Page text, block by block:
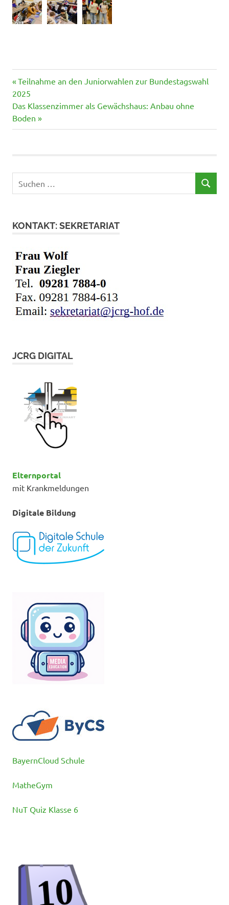
Beitragsnavigation
Vorheriger
Beitrag:
Teilnahme an den Juniorwahlen zur Bundestagswahl
2025
Nächster
Beitrag:
Das Klassenzimmer als Gewächshaus: Anbau ohne
Boden
nach:
SUCHEN
KONTAKT: SEKRETARIAT
JCRG DIGITAL
Elternportal
mit Krankmeldungen
Digitale Bildung
BayernCloud Schule
MatheGym
NuT Quiz Klasse 6